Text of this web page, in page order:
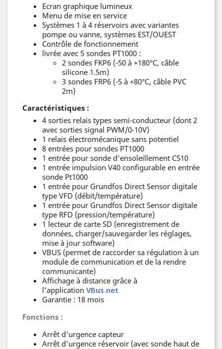
Ecran graphique lumineux
Menu de mise en service
Systèmes 1 à 4 réservoirs avec variantes
pompe ou vanne, systèmes EST/OUEST
Contrôle de fonctionnement
livrée avec 5 sondes PT1000 :
2 sondes FKP6 (-50 à +180°C, câble
silicone 1.5m)
3 sondes FRP6 (-5 à +80°C, câble PVC
2m)
Caractéristiques :
4 sorties relais types semi-conducteur (dont 2
avec sorties signal PWM/0-10V)
1 relais électromécanique sans potentiel
8 entrées pour sondes PT1000
1 entrée pour sonde d'ensoleillement CS10
1 entrée impulsion V40 configurable en entrée
sonde Pt1000
1 entrée pour Grundfos Direct Sensor digitale
type VFD (débit/température)
1 entrée pour Grundfos Direct Sensor digitale
type RFD (pression/température)
1 lecteur de carte SD (enregistrement de
données, charger/sauvegarder les réglages,
mise à jour software)
VBUS (permet de raccorder sa régulation à un
module de communication et de la rendre
communicante)
Affichage à distance grâce à
l'application VBus.net
Garantie : 18 mois
Fonctions :
Arrêt d'urgence capteur
Arrêt d'urgence réservoir (avec sonde haut de